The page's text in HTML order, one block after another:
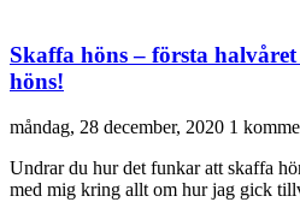
Skaffa höns – första
höns!
måndag, 28 december, 2020 1
Undrar du hur det funkar att skaffa
med mig kring allt om hur jag gick